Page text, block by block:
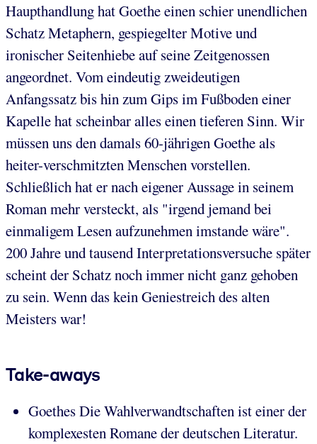
Haupthandlung hat Goethe einen schier unendlichen
Schatz Metaphern, gespiegelter Motive und
ironischer Seitenhiebe auf seine Zeitgenossen
angeordnet. Vom eindeutig zweideutigen
Anfangssatz bis hin zum Gips im Fußboden einer
Kapelle hat scheinbar alles einen tieferen Sinn. Wir
müssen uns den damals 60-jährigen Goethe als
heiter-verschmitzten Menschen vorstellen.
Schließlich hat er nach eigener Aussage in seinem
Roman mehr versteckt, als "irgend jemand bei
einmaligem Lesen aufzunehmen imstande wäre".
200 Jahre und tausend Interpretationsversuche später
scheint der Schatz noch immer nicht ganz gehoben
zu sein. Wenn das kein Geniestreich des alten
Meisters war!
Take-aways
Goethes Die Wahlverwandtschaften ist einer der
komplexesten Romane der deutschen Literatur.